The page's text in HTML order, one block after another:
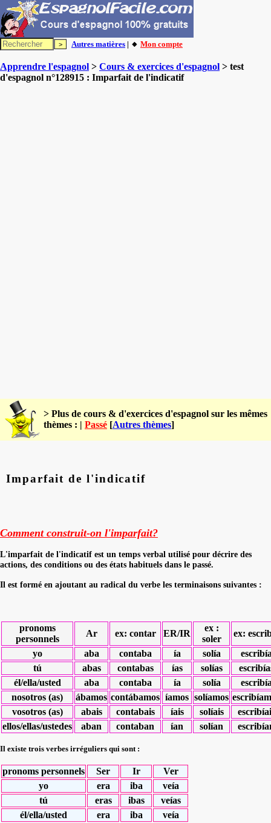
Autres matières | 🔸 Mon compte
Apprendre l'espagnol > Cours & exercices d'espagnol > test
d'espagnol n°128915 : Imparfait de l'indicatif
> Plus de cours & d'exercices d'espagnol sur les mêmes
thèmes : | Passé [Autres thèmes]
Imparfait de l'indicatif
Comment construit-on l'imparfait?
L'imparfait de l'indicatif est un temps verbal utilisé pour décrire des
actions, des conditions ou des états habituels dans le passé.
Il est formé en ajoutant au radical du verbe les terminaisons suivantes :
pronoms
personnels
Ar ex: contar ER/IR
ex :
soler
ex:
yo
aba contaba ía solía
tú
abas contabas ías solías
él/ella/usted
aba contaba ía solía
nosotros (as)
ábamos contábamos íamos solíamos
vosotros (as)
abais contabais íais solíais
ellos/ellas/ustedes
aban contaban ían solían
Il existe trois verbes irréguliers qui sont :
pronoms personnels Ser Ir
Ver
yo
era iba
veía
tú
eras ibas
veías
él/ella/usted
era iba
veía